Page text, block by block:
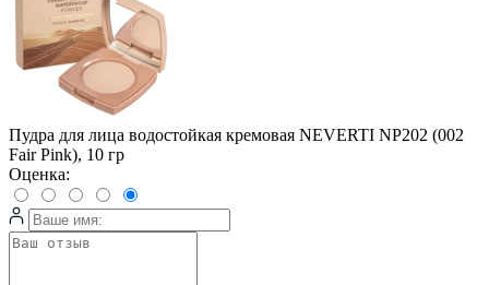
Пудра для лица водостойкая кремовая NEVERTI NP202 (002
Fair Pink), 10 гр
Оценка: